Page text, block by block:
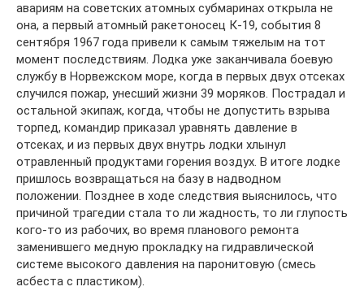
авариям на советских атомных субмаринах открыла не
она, а первый атомный ракетоносец К-19, события 8
сентября 1967 года привели к самым тяжелым на тот
момент последствиям. Лодка уже заканчивала боевую
службу в Норвежском море, когда в первых двух отсеках
случился пожар, унесший жизни 39 моряков. Пострадал и
остальной экипаж, когда, чтобы не допустить взрыва
торпед, командир приказал уравнять давление в
отсеках, и из первых двух внутрь лодки хлынул
отравленный продуктами горения воздух. В итоге лодке
пришлось возвращаться на базу в надводном
положении. Позднее в ходе следствия выяснилось, что
причиной трагедии стала то ли жадность, то ли глупость
кого-то из рабочих, во время планового ремонта
заменившего медную прокладку на гидравлической
системе высокого давления на паронитовую (смесь
асбеста с пластиком).